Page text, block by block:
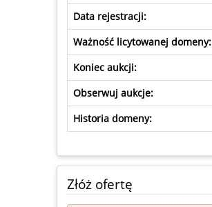
Data rejestracji:
Ważność licytowanej domeny:
Koniec aukcji:
Obserwuj aukcje:
Historia domeny:
Złóż ofertę